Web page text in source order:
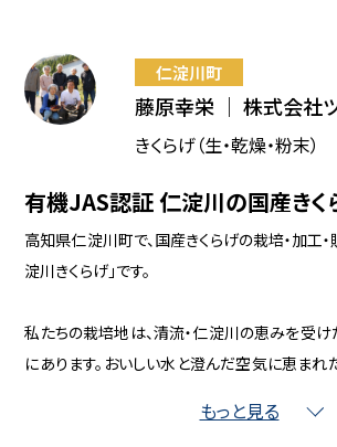
仁淀川町
藤原幸栄 ｜ 株式会社
きくらげ（生・乾燥・粉末）
有機JAS認証 仁淀川の国産きく
高知県仁淀川町で、国産きくらげの栽培・加工・
淀川きくらげ」です。
私たちの栽培地は、清流・仁淀川の恵みを受
にあります。おいしい水と澄んだ空気に恵まれ
もっと見る